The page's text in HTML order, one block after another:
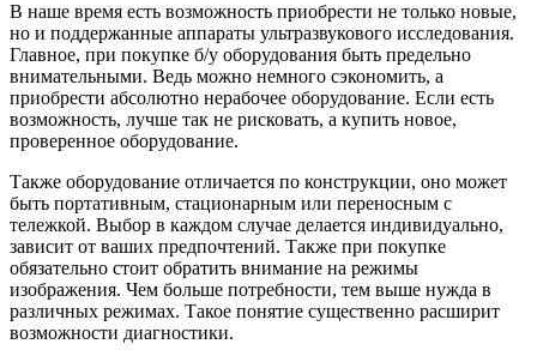
В наше время есть возможность приобрести не только новые,
но и поддержанные аппараты ультразвукового исследования.
Главное, при покупке б/у оборудования быть предельно
внимательными. Ведь можно немного сэкономить, а
приобрести абсолютно нерабочее оборудование. Если есть
возможность, лучше так не рисковать, а купить новое,
проверенное оборудование.
Также оборудование отличается по конструкции, оно может
быть портативным, стационарным или переносным с
тележкой. Выбор в каждом случае делается индивидуально,
зависит от ваших предпочтений. Также при покупке
обязательно стоит обратить внимание на режимы
изображения. Чем больше потребности, тем выше нужда в
различных режимах. Такое понятие существенно расширит
возможности диагностики.